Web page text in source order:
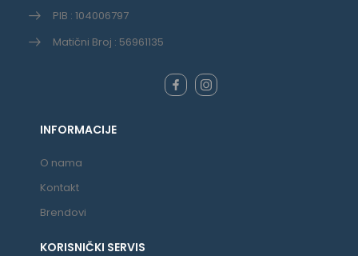
PIB : 104006797
Matični Broj : 56961135
INFORMACIJE
O nama
Kontakt
Brendovi
KORISNIČKI SERVIS